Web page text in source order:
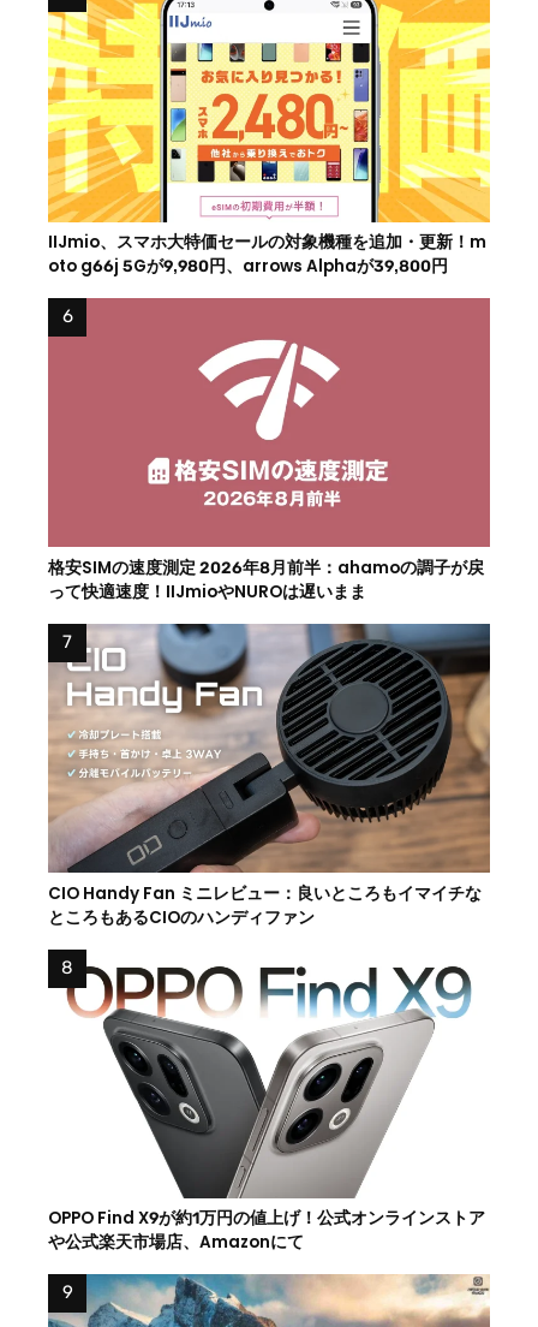
IIJmio、スマホ大特価セールの対象機種を追加・更新！m
oto g66j 5Gが9,980円、arrows Alphaが39,800円
格安SIMの速度測定 2026年8月前半：ahamoの調子が戻
って快適速度！IIJmioやNUROは遅いまま
CIO Handy Fan ミニレビュー：良いところもイマイチな
ところもあるCIOのハンディファン
OPPO Find X9が約1万円の値上げ！公式オンラインストア
や公式楽天市場店、Amazonにて